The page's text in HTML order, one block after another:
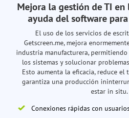
Mejora la gestión de TI
ayuda del software
El uso de los servicios de
Getscreen.me, mejora
industria manufacturera,
los sistemas y solucionar
Esto aumenta la eficacia, reduce
garantiza una producción
estar in situ.
Conexiones rápidas con